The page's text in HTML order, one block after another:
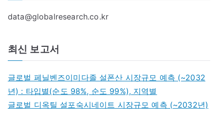
data@globalresearch.co.kr
최신 보고서
글로벌 페닐벤즈이미다졸 설폰산 시장규모 예측 (~2032
년) : 타입별(순도 98%, 순도 99%), 지역별
글로벌 디옥틸 설포숙시네이트 시장규모 예측 (~2032년)